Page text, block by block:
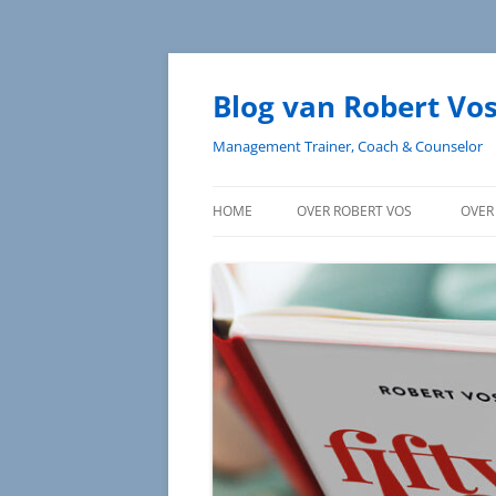
Blog van Robert Vos
Management Trainer, Coach & Counselor
HOME OVER ROBERT VOS